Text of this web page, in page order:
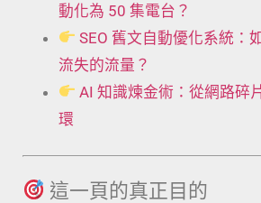
動化為 50 集電台？
SEO 舊文自動優化系統：
流失的流量？
AI 知識煉金術：從網路碎
環
這一頁的真正目的